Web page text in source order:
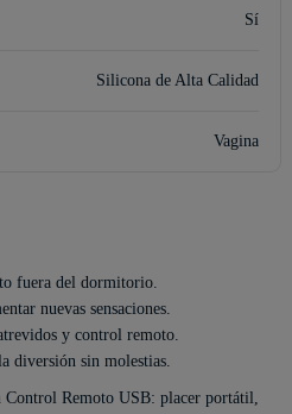
Sí
Silicona de Alta Calidad
Vagina
fuera del dormitorio.
nuevas sensaciones.
y control remoto.
diversión sin molestias.
Remoto USB: placer portátil,